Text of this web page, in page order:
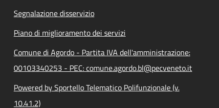
Segnalazione disservizio
Piano di miglioramento dei servizi
Comune di Agordo - Partita IVA dell'amministrazione:
00103340253 - PEC: comune.agordo.bl@pecveneto.it
Powered by Sportello Telematico Polifunzionale (v.
10.41.2)